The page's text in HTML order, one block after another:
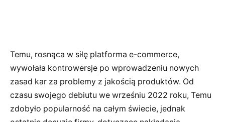
Temu, rosnąca w siłę platforma e-commerce,
wywołała kontrowersje po wprowadzeniu nowych
zasad kar za problemy z jakością produktów. Od
czasu swojego debiutu we wrześniu 2022 roku, Temu
zdobyło popularność na całym świecie, jednak